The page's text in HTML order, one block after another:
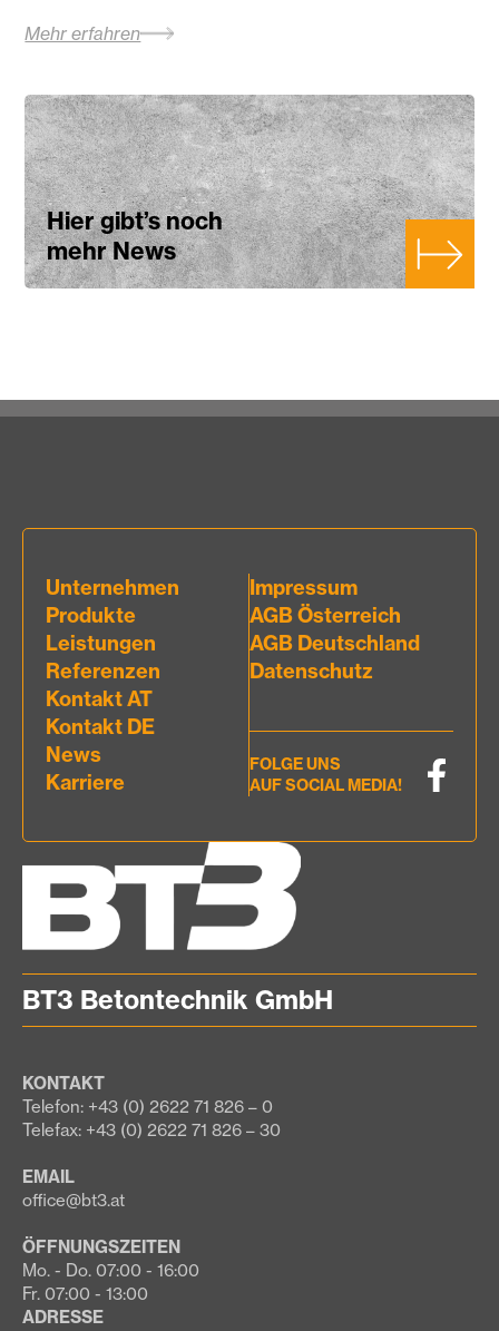
Mehr erfahren
Hier gibt’s noch
mehr News
BT3 Betontechnik GmbH
KONTAKT
Telefon: +43 (0) 2622 71 826 – 0
Telefax: +43 (0) 2622 71 826 – 30
EMAIL
office@bt3.at
ÖFFNUNGSZEITEN
Mo. - Do. 07:00 - 16:00
Fr. 07:00 - 13:00
ADRESSE
Unternehmen
Produkte
Leistungen
Referenzen
Kontakt AT
Kontakt DE
News
Karriere
Impressum
AGB Österreich
AGB Deutschland
Datenschutz
FOLGE UNS
AUF SOCIAL MEDIA!